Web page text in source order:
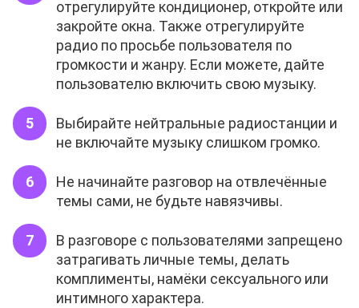
отрегулируйте кондиционер, откройте или
закройте окна. Также отрегулируйте
радио по просьбе пользователя по
громкости и жанру. Если можете, дайте
пользователю включить свою музыку.
Выбирайте нейтральные радиостанции и
не включайте музыку слишком громко.
Не начинайте разговор на отвлечённые
темы сами, не будьте навязчивы.
В разговоре с пользователями запрещено
затрагивать личные темы, делать
комплименты, намёки сексуального или
интимного характера.